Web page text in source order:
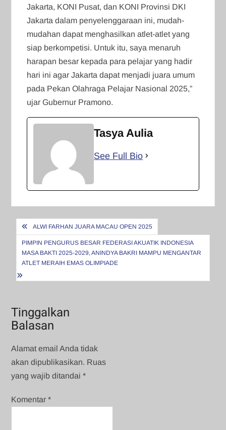
Jakarta, KONI Pusat, dan KONI Provinsi DKI
Jakarta dalam penyelenggaraan ini, mudah-
mudahan dapat menghasilkan atlet-atlet yang
siap berkompetisi. Untuk itu, saya menaruh
harapan besar kepada para pelajar yang hadir
hari ini agar Jakarta dapat menjadi juara umum
pada Pekan Olahraga Pelajar Nasional 2025,”
ujar Gubernur Pramono.
Tasya Aulia
See Full Bio
Navigasi
pos
ALWI FARHAN JUARA MACAU OPEN 2025
PIMPIN PENGURUS BESAR FEDERASI AKUATIK INDONESIA
MASA BAKTI 2025-2029, ANINDYA BAKRI MAMPU MENGANTAR
ATLET MERAIH EMAS OLIMPIADE
Tinggalkan
Balasan
Alamat email Anda tidak
akan dipublikasikan. Ruas
yang wajib ditandai*
Komentar*